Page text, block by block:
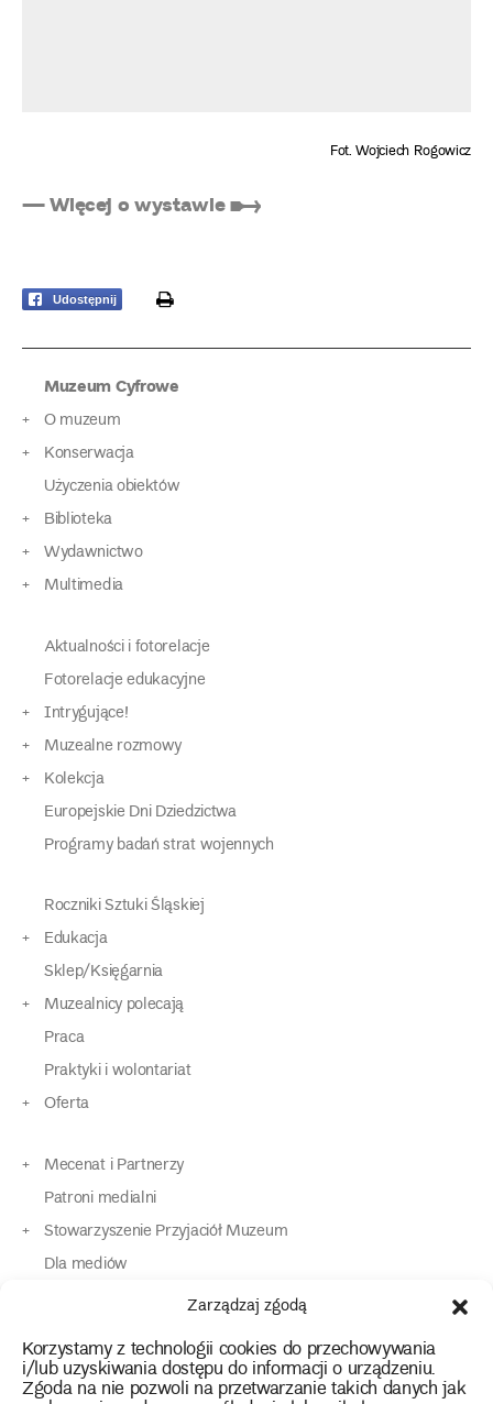
Zarządzaj zgodą
Korzystamy z technologii cookies do przechowywania
i/lub uzyskiwania dostępu do informacji o urządzeniu.
Zgoda na nie pozwoli na przetwarzanie takich danych jak
Fot. Wojciech Rogowicz
— Więcej o wystawie ➸
Udostępnij print
Muzeum Cyfrowe
O muzeum
Konserwacja
Użyczenia obiektów
Biblioteka
Wydawnictwo
Multimedia
Aktualności i fotorelacje
Fotorelacje edukacyjne
Intrygujące!
Muzealne rozmowy
Kolekcja
Europejskie Dni Dziedzictwa
Programy badań strat wojennych
Roczniki Sztuki Śląskiej
Edukacja
Sklep/Księgarnia
Muzealnicy polecają
Praca
Praktyki i wolontariat
Oferta
Mecenat i Partnerzy
Patroni medialni
Stowarzyszenie Przyjaciół Muzeum
Dla mediów
Dla osób o specjalnych potrzebach
Kontakt